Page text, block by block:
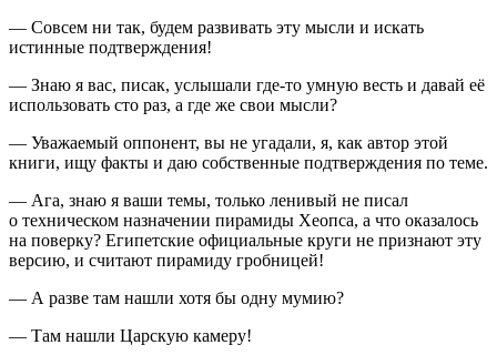
— Совсем ни так, будем развивать эту мысли и искать
истинные подтверждения!
— Знаю я вас, писак, услышали где-то умную весть и давай её
использовать сто раз, а где же свои мысли?
— Уважаемый оппонент, вы не угадали, я, как автор этой
книги, ищу факты и даю собственные подтверждения по теме.
— Ага, знаю я ваши темы, только ленивый не писал
о техническом назначении пирамиды Хеопса, а что оказалось
на поверку? Египетские официальные круги не признают эту
версию, и считают пирамиду гробницей!
— А разве там нашли хотя бы одну мумию?
— Там нашли Царскую камеру!